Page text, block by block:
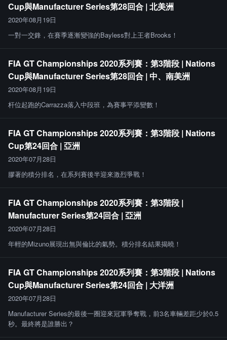
Cup與Manufacturer Series第28回合 | 北美洲
2020年08月19日
一對一交鋒，在賽季逐漸變強的Bayless對上王者Brooks！
FIA GT Championships 2020系列賽：第3階段 | Nations
Cup與Manufacturer Series第28回合 | 中、南美洲
2020年08月19日
杆位起跑的Carrazza落入中段班，為賽事平添變數！
FIA GT Championships 2020系列賽：第3階段 | Nations
Cup第24回合 | 亞洲
2020年07月28日
膠著的積分排名，在系列賽後半迎來激烈爭戰！
FIA GT Championships 2020系列賽：第3階段 |
Manufacturer Series第24回合 | 亞洲
2020年07月28日
年輕的Mizuno展現出無與倫比的氣勢。積分排名結果揭曉！
FIA GT Championships 2020系列賽：第3階段 | Nations
Cup與Manufacturer Series第24回合 | 大洋洲
2020年07月28日
Manufacturer Series的最後一圈迎來冠軍爭奪戰，前3名車輛差距少於0.5
秒。最終將是誰勝出？